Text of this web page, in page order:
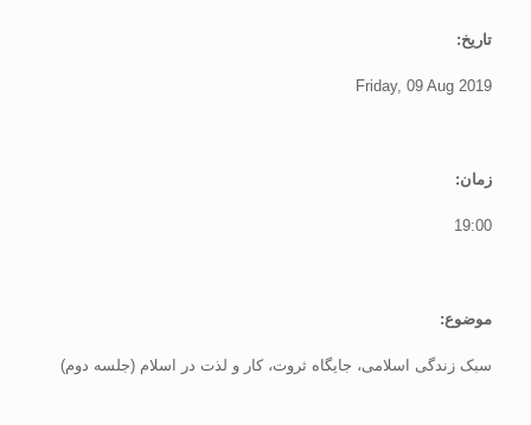
تاریخ:
Friday, 09 Aug 2019
زمان:
19:00
موضوع:
سبک زندگی اسلامی، جایگاه ثروت، کار و لذت در اسلام (جلسه دوم)